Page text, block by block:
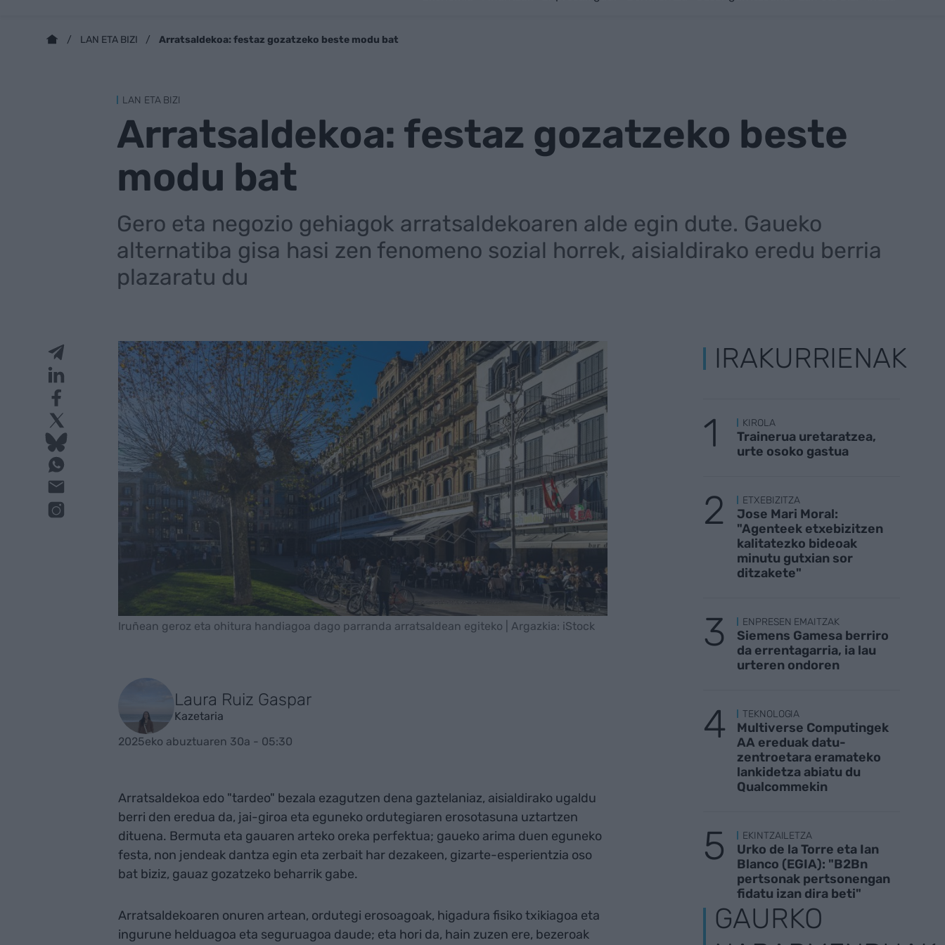
LAN ETA BIZI Arratsaldekoa: festaz gozatzeko beste modu bat
LAN ETA BIZI
Arratsaldekoa: festaz gozatzeko beste
modu bat
Gero eta negozio gehiagok arratsaldekoaren alde egin dute. Gaueko
alternatiba gisa hasi zen fenomeno sozial horrek, aisialdirako eredu berria
plazaratu du
Iruñean geroz eta ohitura handiagoa dago parranda arratsaldean egiteko | Argazkia: iStock
Laura Ruiz Gaspar
Kazetaria
2025eko abuztuaren 30a - 05:30
Arratsaldekoa edo "tardeo" bezala ezagutzen dena gaztelaniaz, aisialdirako ugaldu
berri den eredua da, jai-giroa eta eguneko ordutegiaren erosotasuna uztartzen
dituena. Bermuta eta gauaren arteko oreka perfektua; gaueko arima duen eguneko
festa, non jendeak dantza egin eta zerbait har dezakeen, gizarte-esperientzia oso
bat biziz, gauaz gozatzeko beharrik gabe.
Arratsaldekoaren onuren artean, ordutegi erosoagoak, higadura fisiko txikiagoa eta
ingurune helduagoa eta seguruagoa daude; eta hori da, hain zuzen ere, bezeroak
IRAKURRIENAK
KIROLA
Trainerua uretaratzea,
urte osoko gastua
ETXEBIZITZA
Jose Mari Moral:
"Agenteek etxebizitzen
kalitatezko bideoak
minutu gutxian sor
ditzakete"
ENPRESEN EMAITZAK
Siemens Gamesa berriro
da errentagarria, ia lau
urteren ondoren
TEKNOLOGIA
Multiverse Computingek
AA ereduak datu-
zentroetara eramateko
lankidetza abiatu du
Qualcommekin
EKINTZAILETZA
Urko de la Torre eta Ian
Blanco (EGIA): "B2Bn
pertsonak pertsonengan
fidatu izan dira beti"
GAURKO